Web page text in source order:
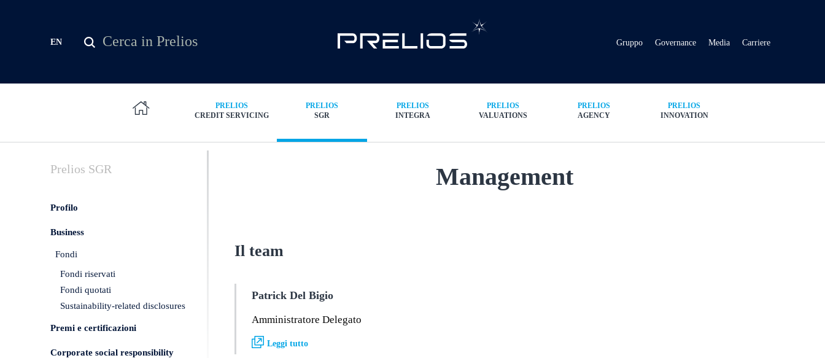
EN Form di ricerca
Cerca Gruppo Governance Media Carriere
PRELIOS
CREDIT SERVICING
PRELIOS
SGR
PRELIOS
INTEGRA
PRELIOS
VALUATIONS
PRELIOS
AGENCY
PRELIOS
INNOVATION
Management
Il team
Patrick Del Bigio
Amministratore Delegato
Leggi tutto
Prelios SGR
Profilo
Business
Fondi
Fondi riservati
Fondi quotati
Sustainability-related disclosures
Premi e certificazioni
Corporate social responsibility